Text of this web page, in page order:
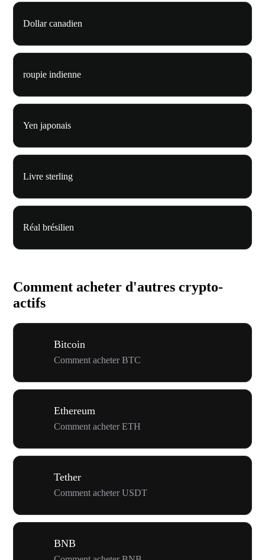
Dollar canadien
roupie indienne
Yen japonais
Livre sterling
Réal brésilien
Comment acheter d'autres crypto-
actifs
Bitcoin
Comment acheter BTC
Ethereum
Comment acheter ETH
Tether
Comment acheter USDT
BNB